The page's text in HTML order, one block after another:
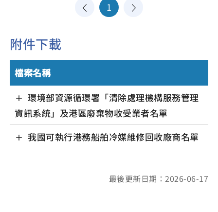
1
附件下載
檔案名稱
環境部資源循環署「清除處理機構服務管理
資訊系統」及港區廢棄物收受業者名單
我國可執行港務船舶冷媒維修回收廠商名單
最後更新日期：2026-06-17